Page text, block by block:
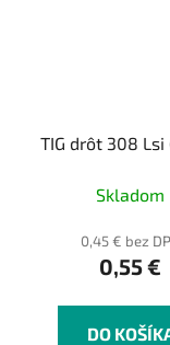
TIG drôt 308 Lsi
Skladom
0,45 € bez
0,55 €
DO